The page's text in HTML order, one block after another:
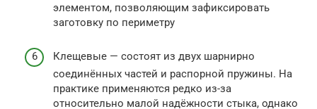
элементом, позволяющим зафиксировать
заготовку по периметру
Клещевые — состоят из двух шарнирно
соединённых частей и распорной пружины. На
практике применяются редко из-за
относительно малой надёжности стыка, однако